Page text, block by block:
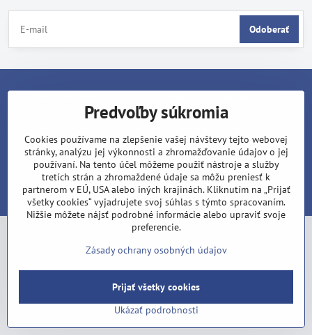
Odoberať
zamyslieť sa, či žijeme správne. Prinášame Vám knihy, ktoré Vám
možno prinesú odpovede, hodnoty a nový nahľad na život.
©2026Copyright
Predvoľby súkromiaZásady ochrany osobných údajov
Vytvorené pomocou:BiznisWeb.sk
Predvoľby súkromia
Cookies používame na zlepšenie vašej návštevy tejto webovej
stránky, analýzu jej výkonnosti a zhromažďovanie údajov o jej
používaní. Na tento účel môžeme použiť nástroje a služby
tretích strán a zhromaždené údaje sa môžu preniesť k
partnerom v EÚ, USA alebo iných krajinách. Kliknutím na „Prijať
všetky cookies“ vyjadrujete svoj súhlas s týmto spracovaním.
Nižšie môžete nájsť podrobné informácie alebo upraviť svoje
preferencie.
Zásady ochrany osobných údajov
Ukázať podrobnosti
Prijať všetky cookies